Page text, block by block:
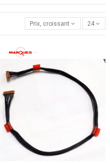
Prix, croissant 24